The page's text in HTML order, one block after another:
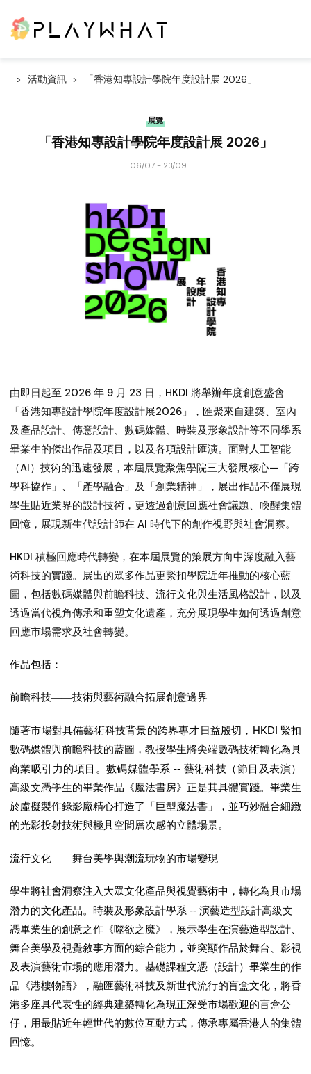
活動資訊 「香港知專設計學院年度設計展 2026」
展覽
「香港知專設計學院年度設計展 2026」
06/07 - 23/09
由即日起至 2026 年 9 月 23 日，HKDI 將舉辦年度創意盛會
「香港知專設計學院年度設計展2026」，匯聚來自建築、室內
及產品設計、傳意設計、數碼媒體、時裝及形象設計等不同學系
畢業生的傑出作品及項目，以及各項設計匯演。面對人工智能
（AI）技術的迅速發展，本屆展覽聚焦學院三大發展核心—「跨
學科協作」、「產學融合」及「創業精神」，展出作品不僅展現
學生貼近業界的設計技術，更透過創意回應社會議題、喚醒集體
回憶，展現新生代設計師在 AI 時代下的創作視野與社會洞察。
HKDI 積極回應時代轉變，在本屆展覽的策展方向中深度融入藝
術科技的實踐。展出的眾多作品更緊扣學院近年推動的核心藍
圖，包括數碼媒體與前瞻科技、流行文化與生活風格設計，以及
透過當代視角傳承和重塑文化遺產，充分展現學生如何透過創意
回應市場需求及社會轉變。
作品包括：
前瞻科技——技術與藝術融合拓展創意邊界
隨著市場對具備藝術科技背景的跨界專才日益殷切， HKDI 緊扣
數碼媒體與前瞻科技的藍圖，教授學生將尖端數碼技術轉化為具
商業吸引力的項目。數碼媒體學系 -- 藝術科技（節目及表演）
高級文憑學生的畢業作品《魔法書房》正是其具體實踐。畢業生
於虛擬製作錄影廠精心打造了「巨型魔法書」，並巧妙融合細緻
的光影投射技術與極具空間層次感的立體場景。
流行文化——舞台美學與潮流玩物的市場變現
學生將社會洞察注入大眾文化產品與視覺藝術中，轉化為具市場
潛力的文化產品。時裝及形象設計學系 -- 演藝造型設計高級文
憑畢業生的創意之作《噬欲之魔》，展示學生在演藝造型設計、
舞台美學及視覺敘事方面的綜合能力，並突顯作品於舞台、影視
及表演藝術市場的應用潛力。基礎課程文憑（設計）畢業生的作
品《港樓物語》，融匯藝術科技及新世代流行的盲盒文化，將香
港多座具代表性的經典建築轉化為現正深受市場歡迎的盲盒公
仔，用最貼近年輕世代的數位互動方式，傳承專屬香港人的集體
回憶。